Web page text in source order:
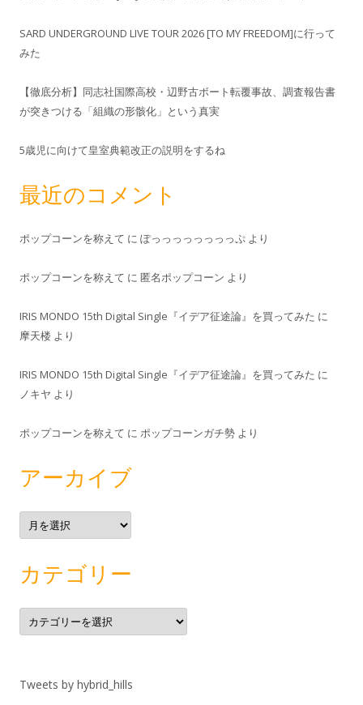
SARD UNDERGROUND LIVE TOUR 2026 [TO MY FREEDOM]に行って
みた
【徹底分析】同志社国際高校・辺野古ボート転覆事故、調査報告書
が突きつける「組織の形骸化」という真実
5歳児に向けて皇室典範改正の説明をするね
最近のコメント
ポップコーンを称えて に ぽっっっっっっっっぷ より
ポップコーンを称えて に 匿名ポップコーン より
IRIS MONDO 15th Digital Single『イデア征途論』を買ってみた に
摩天楼 より
IRIS MONDO 15th Digital Single『イデア征途論』を買ってみた に
ノキヤ より
ポップコーンを称えて に ポップコーンガチ勢 より
アーカイブ
ア
ー
カ
カテゴリー
カ
テ
ゴ
Tweets by hybrid_hills